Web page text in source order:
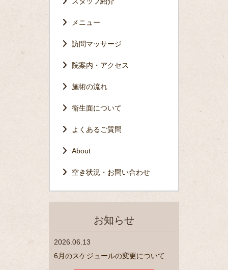
メニュー
訪問マッサージ
院案内・アクセス
施術の流れ
衛生面について
よくあるご質問
About
空き状況・お問い合わせ
お知らせ
2026.06.13
6月のスケジュールの変更について